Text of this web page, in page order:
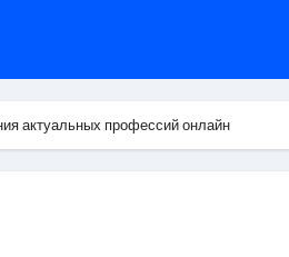
актуальных профессий онлайн
и виды
документации до
актуальных профессий онлайн